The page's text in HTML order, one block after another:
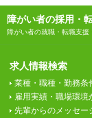
障がい者の採用・
障がい者の就職・転職支援
求人情報検索
業種・職種・勤務条
雇用実績・職場環境
先輩からのメッセー